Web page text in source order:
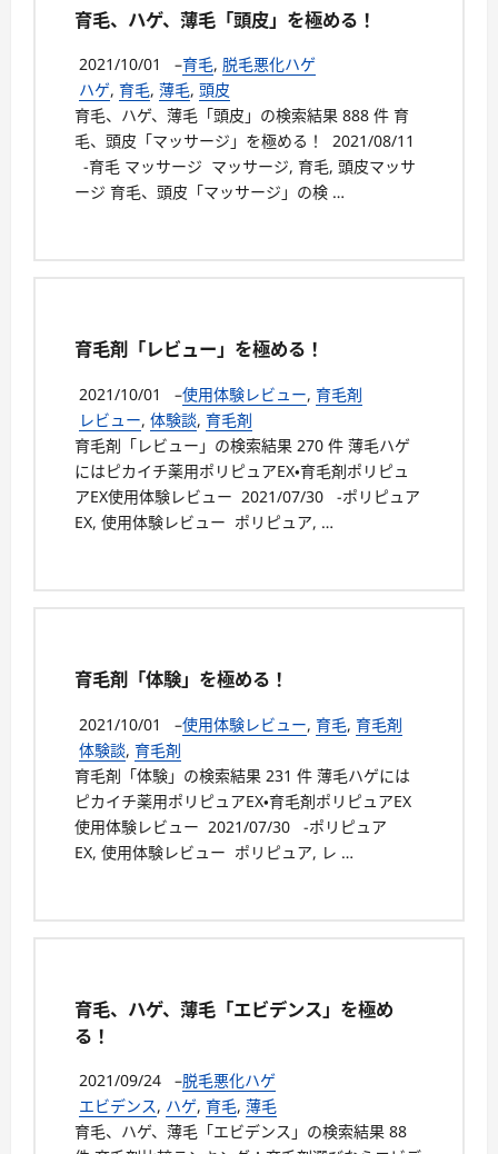
育毛、ハゲ、薄毛「頭皮」を極める！
2021/10/01 –育毛, 脱毛悪化ハゲ
ハゲ, 育毛, 薄毛, 頭皮
育毛、ハゲ、薄毛「頭皮」の検索結果 888 件 育
毛、頭皮「マッサージ」を極める！ 2021/08/11
-育毛 マッサージ マッサージ, 育毛, 頭皮マッサ
ージ 育毛、頭皮「マッサージ」の検 …
育毛剤「レビュー」を極める！
2021/10/01 –使用体験レビュー, 育毛剤
レビュー, 体験談, 育毛剤
育毛剤「レビュー」の検索結果 270 件 薄毛ハゲ
にはピカイチ薬用ポリピュアEX・育毛剤ポリピュ
アEX使用体験レビュー 2021/07/30 -ポリピュア
EX, 使用体験レビュー ポリピュア, …
育毛剤「体験」を極める！
2021/10/01 –使用体験レビュー, 育毛, 育毛剤
体験談, 育毛剤
育毛剤「体験」の検索結果 231 件 薄毛ハゲには
ピカイチ薬用ポリピュアEX・育毛剤ポリピュアEX
使用体験レビュー 2021/07/30 -ポリピュア
EX, 使用体験レビュー ポリピュア, レ …
育毛、ハゲ、薄毛「エビデンス」を極め
る！
2021/09/24 –脱毛悪化ハゲ
エビデンス, ハゲ, 育毛, 薄毛
育毛、ハゲ、薄毛「エビデンス」の検索結果 88